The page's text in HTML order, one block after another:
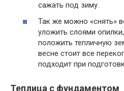
сажать под зиму.
Так же можно «снять»
уложить слоями
положить тепличную
весне стоит все
подходит при
Теплица с фундаментом